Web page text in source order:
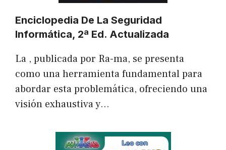
Enciclopedia De La Seguridad
Informática, 2ª Ed. Actualizada
La , publicada por Ra-ma, se presenta
como una herramienta fundamental para
abordar esta problemática, ofreciendo una
visión exhaustiva y…